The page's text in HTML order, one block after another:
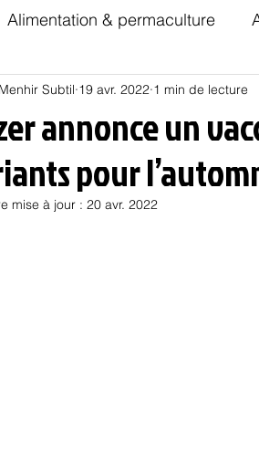
Alimentation & permaculture
Energies Habitat Hors
Politique
annonce un
pour
Menhir Subtil 19 avr. 2022 1 min de lecture
mise à jour : 20 avr. 2022